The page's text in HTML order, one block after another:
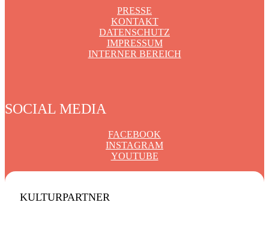
PRESSE
KONTAKT
DATENSCHUTZ
IMPRESSUM
INTERNER BEREICH
SOCIAL MEDIA
FACEBOOK
INSTAGRAM
YOUTUBE
KULTURPARTNER